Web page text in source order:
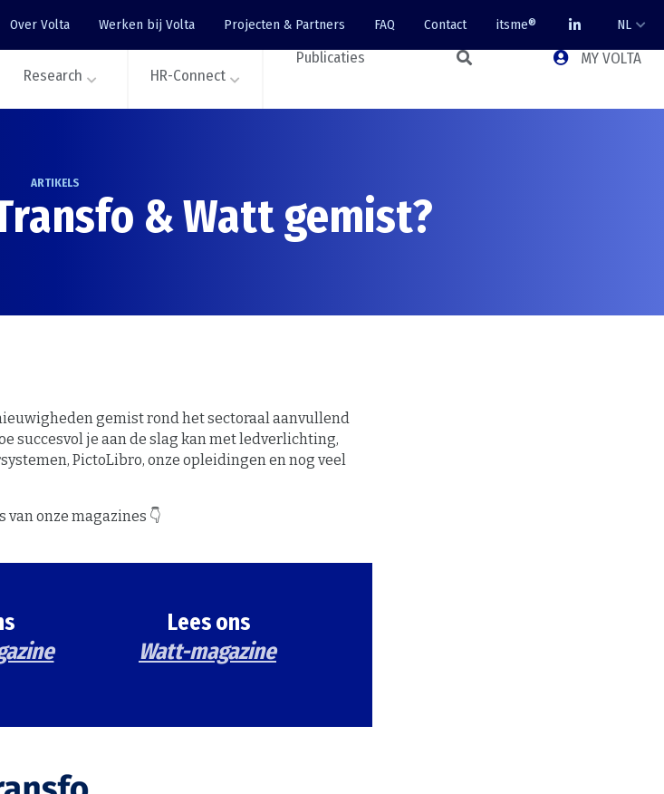
Over Volta Werken bij Volta Projecten & Partners FAQ Contact itsme® NL
Research HR-Connect
Publicaties MY VOLTA
ARTIKELS
& Watt gemist?
gemist rond het sectoraal aanvullend
succesvol je aan de slag kan met ledverlichting,
PictoLibro, onze opleidingen en nog veel
onze magazines 👇
Lees ons
Watt-magazine